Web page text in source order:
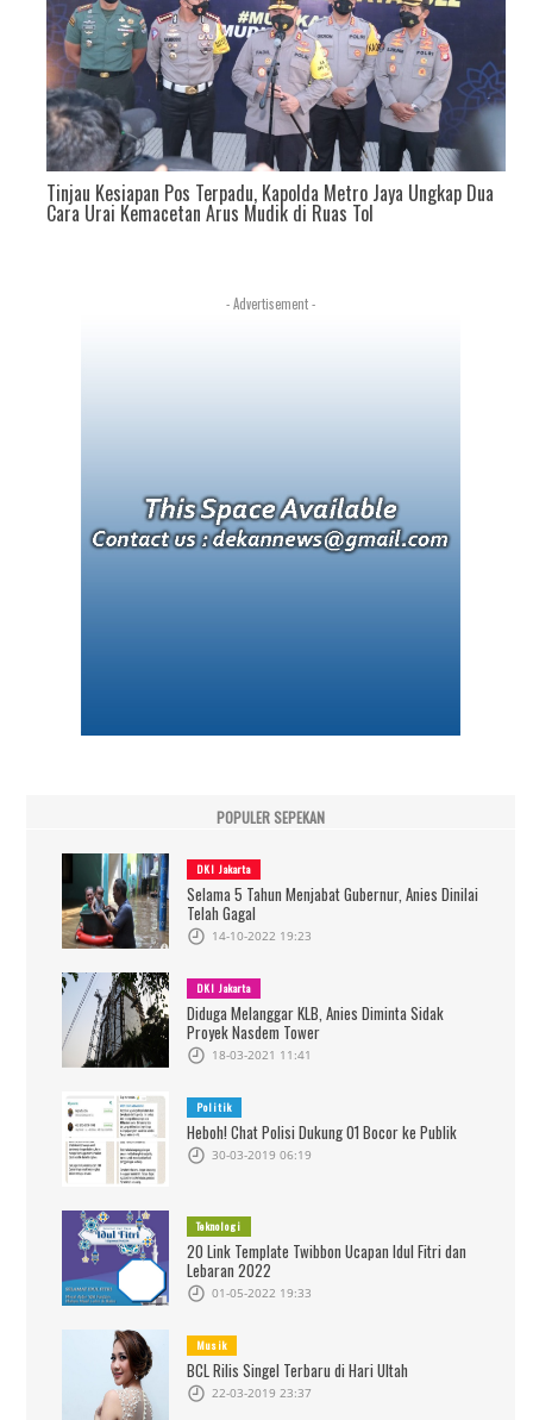
Tinjau Kesiapan Pos Terpadu, Kapolda Metro Jaya Ungkap Dua
Cara Urai Kemacetan Arus Mudik di Ruas Tol
- Advertisement -
POPULER SEPEKAN
DKI Jakarta
Selama 5 Tahun Menjabat Gubernur, Anies Dinilai
Telah Gagal
14-10-2022 19:23
DKI Jakarta
Diduga Melanggar KLB, Anies Diminta Sidak
Proyek Nasdem Tower
18-03-2021 11:41
Politik
Heboh! Chat Polisi Dukung 01 Bocor ke Publik
30-03-2019 06:19
Teknologi
20 Link Template Twibbon Ucapan Idul Fitri dan
Lebaran 2022
01-05-2022 19:33
Musik
BCL Rilis Singel Terbaru di Hari Ultah
22-03-2019 23:37